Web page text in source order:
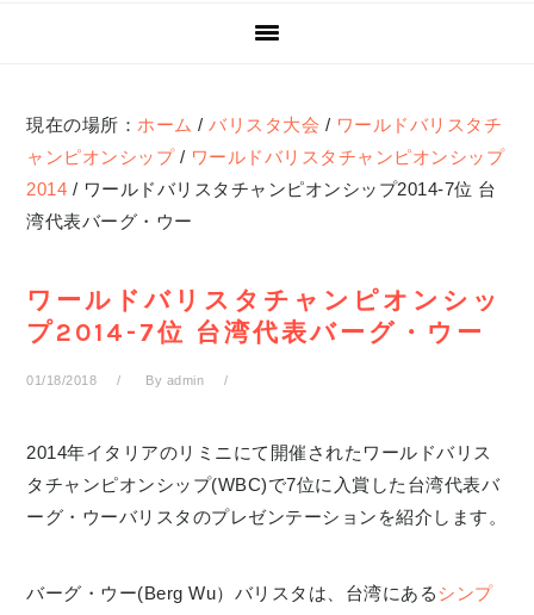
現在の場所： ホーム / バリスタ大会 / ワールドバリスタチ
ャンピオンシップ / ワールドバリスタチャンピオンシップ
2014 / ワールドバリスタチャンピオンシップ2014-7位 台
湾代表バーグ・ウー
ワールドバリスタチャンピオンシッ
プ2014-7位 台湾代表バーグ・ウー
01/18/2018 By admin
2014年イタリアのリミニにて開催されたワールドバリス
タチャンピオンシップ(WBC)で7位に入賞した台湾代表バ
ーグ・ウーバリスタのプレゼンテーションを紹介します。
バーグ・ウー(Berg Wu）バリスタは、台湾にあるシンプ